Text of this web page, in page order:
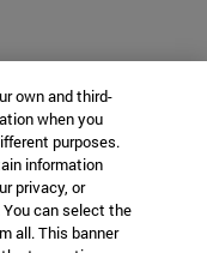
own and third-
when you
purposes.
information
privacy, or
can select the
all. This banner